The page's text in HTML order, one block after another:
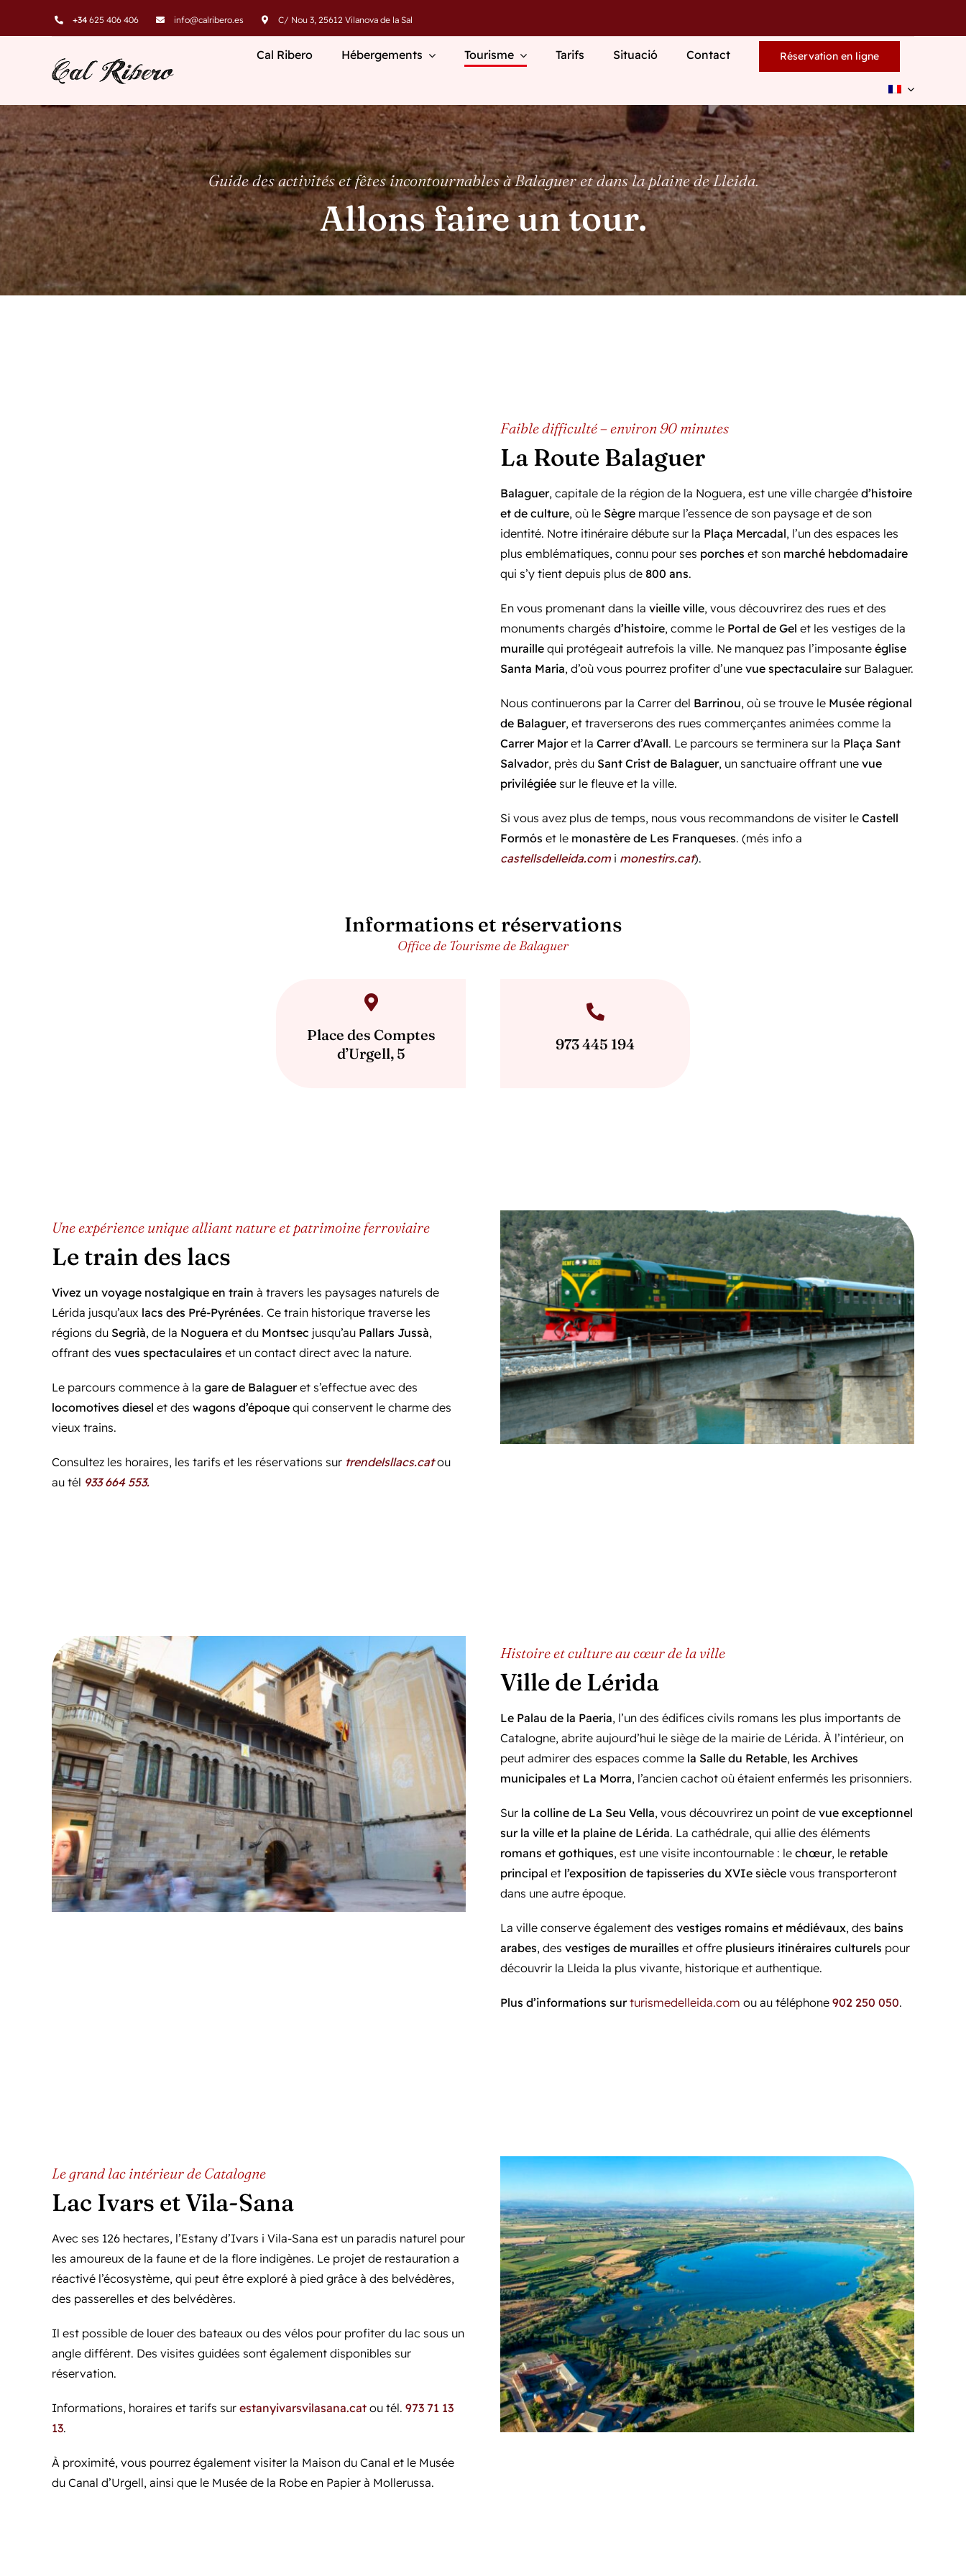
+34625 406 406 info@calribero.es C/ Nou 3, 25612 Vilanova de la Sal
Cal Ribero Hébergements Tourisme Tarifs Situació Contact Réservation en ligne
Guide des activités et fêtes incontournables à Balaguer et dans la plaine de Lleida.
Allons faire un tour.
Faible difficulté – environ 90 minutes
La Route Balaguer
Balaguer, capitale de la région de la Noguera, est une ville chargée d’histoire
et de culture, où le Sègre marque l’essence de son paysage et de son
identité. Notre itinéraire débute sur la Plaça Mercadal, l’un des espaces les
plus emblématiques, connu pour ses porches et son marché hebdomadaire
qui s’y tient depuis plus de 800 ans.
En vous promenant dans la vieille ville, vous découvrirez des rues et des
monuments chargés d’histoire, comme le Portal de Gel et les vestiges de la
muraille qui protégeait autrefois la ville. Ne manquez pas l’imposante église
Santa Maria, d’où vous pourrez profiter d’une vue spectaculairesur Balaguer.
Nous continuerons par la Carrer del Barrinou, où se trouve le Musée régional
de Balaguer, et traverserons des rues commerçantes animées comme la
Carrer Majoret la Carrer d’Avall. Le parcours se terminera sur la Plaça Sant
Salvador, près du Sant Crist de Balaguer, un sanctuaire offrant une vue
privilégiéesur le fleuve et la ville.
Si vous avez plus de temps, nous vous recommandons de visiter le Castell
Formós et le monastère de Les Franqueses. (més info a
castellsdelleida.comi monestirs.cat).
Informations et réservations
Office de Tourisme de Balaguer
Place des Comptes
d’Urgell, 5
973 445 194
Une expérience unique alliant nature et patrimoine ferroviaire
Le train des lacs
Vivez un voyage nostalgique en train à travers les paysages naturels de
Lérida jusqu’aux lacs des Pré-Pyrénées. Ce train historique traverse les
régions du Segrià, de la Noguera et du Montsec jusqu’au Pallars Jussà,
offrant des vues spectaculaires et un contact direct avec la nature.
Le parcours commence à la gare de Balagueret s’effectue avec des
locomotives diesel et des wagons d’époquequi conservent le charme des
vieux trains.
Consultez les horaires, les tarifs et les réservations sur trendelsllacs.cat ou
au tél 933 664 553.
Histoire et culture au cœur de la ville
Ville de Lérida
Le Palau de la Paeria, l’un des édifices civils romans les plus importants de
Catalogne, abrite aujourd’hui le siège de la mairie de Lérida. À l’intérieur, on
peut admirer des espaces comme la Salle du Retable, les Archives
municipales et La Morra, l’ancien cachot où étaient enfermés les prisonniers.
Sur la colline de La Seu Vella, vous découvrirez un point de vue exceptionnel
sur la ville et la plaine de Lérida. La cathédrale, qui allie des éléments
romans et gothiques, est une visite incontournable : le chœur, le retable
principal et l’exposition de tapisseries du XVIe sièclevous transporteront
dans une autre époque.
La ville conserve également des vestiges romains et médiévaux, des bains
arabes, des vestiges de murailles et offre plusieurs itinéraires culturels pour
découvrir la Lleida la plus vivante, historique et authentique.
Plus d’informations sur turismedelleida.com ou au téléphone 902 250 050.
Le grand lac intérieur de Catalogne
Lac Ivars et Vila-Sana
Avec ses 126 hectares, l’Estany d’Ivars i Vila-Sana est un paradis naturel pour
les amoureux de la faune et de la flore indigènes. Le projet de restauration a
réactivé l’écosystème, qui peut être exploré à pied grâce à des belvédères,
des passerelles et des belvédères.
Il est possible de louer des bateaux ou des vélos pour profiter du lac sous un
angle différent. Des visites guidées sont également disponibles sur
réservation.
Informations, horaires et tarifs sur estanyivarsvilasana.catou tél. 973 71 13
13.
À proximité, vous pourrez également visiter la Maison du Canal et le Musée
du Canal d’Urgell, ainsi que le Musée de la Robe en Papier à Mollerussa.